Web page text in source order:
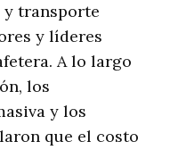
transporte
y líderes
. A lo largo
los
y los
que el costo